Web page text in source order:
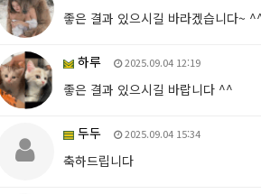
좋은 결과 있으시길 바라겠습니다~
하루 2025.09.04 12:19
좋은 결과 있으시길 바랍니다 ^^
두두 2025.09.04 15:34
축하드립니다